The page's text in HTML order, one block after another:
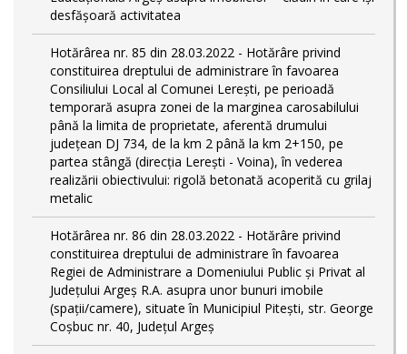
desfășoară activitatea
Hotărârea nr. 85 din 28.03.2022 - Hotărâre privind
constituirea dreptului de administrare în favoarea
Consiliului Local al Comunei Lerești, pe perioadă
temporară asupra zonei de la marginea carosabilului
până la limita de proprietate, aferentă drumului
județean DJ 734, de la km 2 până la km 2+150, pe
partea stângă (direcția Lerești - Voina), în vederea
realizării obiectivului: rigolă betonată acoperită cu grilaj
metalic
Hotărârea nr. 86 din 28.03.2022 - Hotărâre privind
constituirea dreptului de administrare în favoarea
Regiei de Administrare a Domeniului Public și Privat al
Județului Argeș R.A. asupra unor bunuri imobile
(spații/camere), situate în Municipiul Pitești, str. George
Coșbuc nr. 40, Județul Argeș